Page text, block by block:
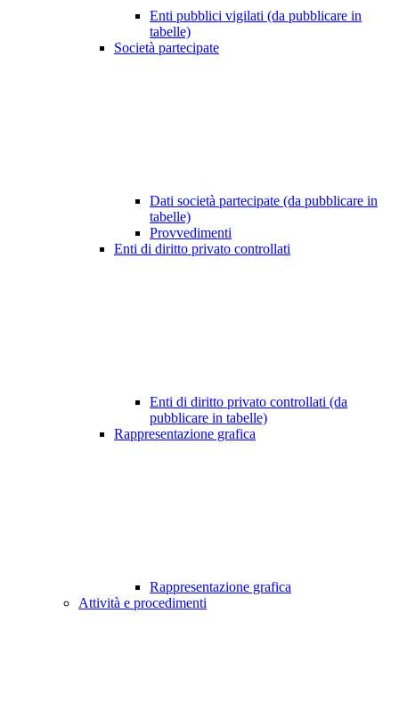
Enti pubblici vigilati (da pubblicare in
tabelle)
Società partecipate
Dati società partecipate (da pubblicare in
tabelle)
Provvedimenti
Enti di diritto privato controllati
Enti di diritto privato controllati (da
pubblicare in tabelle)
Rappresentazione grafica
Rappresentazione grafica
Attività e procedimenti